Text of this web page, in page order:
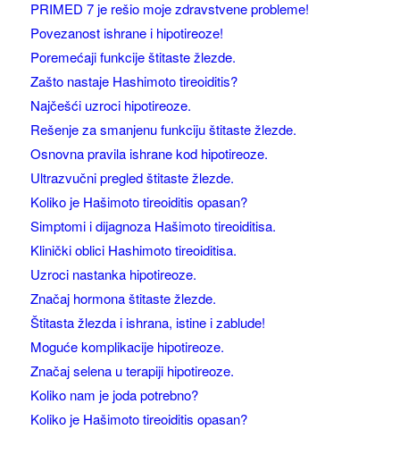
PRIMED 7 je rešio moje zdravstvene probleme!
Povezanost ishrane i hipotireoze!
Poremećaji funkcije štitaste žlezde.
Zašto nastaje Hashimoto tireoiditis?
Najčešći uzroci hipotireoze.
Rešenje za smanjenu funkciju štitaste žlezde.
Osnovna pravila ishrane kod hipotireoze.
Ultrazvučni pregled štitaste žlezde.
Koliko je Hašimoto tireoiditis opasan?
Simptomi i dijagnoza Hašimoto tireoiditisa.
Klinički oblici Hashimoto tireoiditisa.
Uzroci nastanka hipotireoze.
Značaj hormona štitaste žlezde.
Štitasta žlezda i ishrana, istine i zablude!
Moguće komplikacije hipotireoze.
Značaj selena u terapiji hipotireoze.
Koliko nam je joda potrebno?
Koliko je Hašimoto tireoiditis opasan?